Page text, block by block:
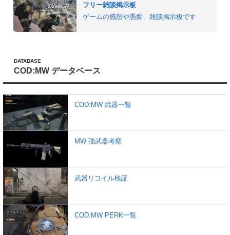
フリー雑談掲示板
ゲームの感想や愚痴、雑談掲示板です
DATABASE
COD:MW データベース
COD:MW 武器一覧
MW 強武器考察
武器リコイル検証
COD:MW PERK一覧